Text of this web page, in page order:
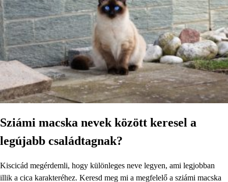
Sziámi macska nevek között keresel a
legújabb családtagnak?
Kiscicád megérdemli, hogy különleges neve legyen, ami legjobban
illik a cica karakteréhez. Keresd meg mi a megfelelő a sziámi macska